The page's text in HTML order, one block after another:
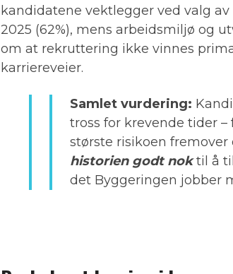
kandidatene vektlegger ved valg
2025 (62%), mens arbeidsmiljø og
om at rekruttering ikke vinnes
karriereveier.
Samlet vurdering:
tross for krevende tider
største risikoen
historien godt nok til å
det Byggeringen jobber